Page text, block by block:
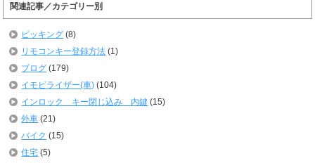
関連記事／カテゴリー別
ピッキング (8)
リモコンキー登録方法 (1)
ブログ (179)
イモビライザー(車) (104)
インロック キー閉じ込み 内鍵 (15)
外車 (21)
バイク (15)
住宅 (5)